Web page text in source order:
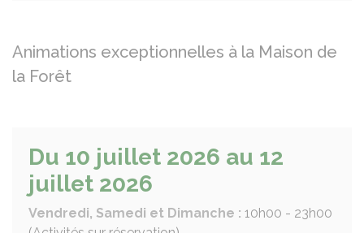
Animations exceptionnelles à la Maison de
la Forêt
Du 10 juillet 2026 au 12
juillet 2026
Vendredi, Samedi et Dimanche : 10h00 - 23h00